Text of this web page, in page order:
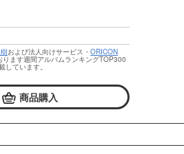
および法人向けサービス・ ORICON
ります週間アルバムランキングTOP300
しています。
商品購入